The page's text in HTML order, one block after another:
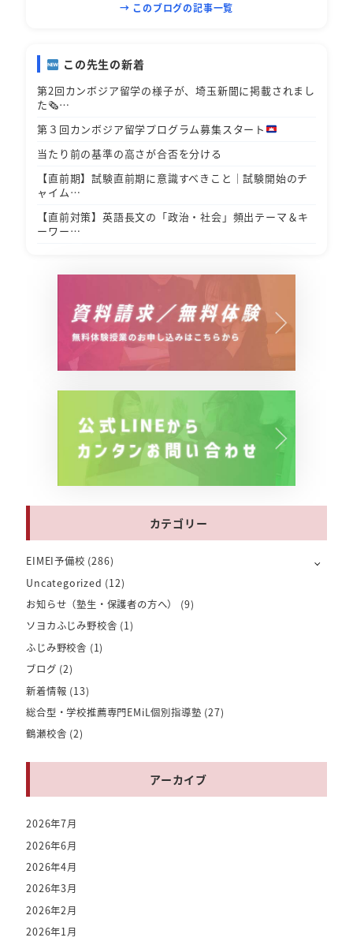
→ このブログの記事一覧
この先生の新着
第2回カンボジア留学の様子が、埼玉新聞に掲載されまし
た🗞…
第３回カンボジア留学プログラム募集スタート
当たり前の基準の高さが合否を分ける
【直前期】試験直前期に意識すべきこと｜試験開始のチ
ャイム…
【直前対策】英語長文の「政治・社会」頻出テーマ＆キ
ーワー…
カテゴリー
EIMEI予備校 (286)
Uncategorized (12)
お知らせ（塾生・保護者の方へ）
(9)
ソヨカふじみ野校舎 (1)
ふじみ野校舎 (1)
ブログ (2)
新着情報 (13)
総合型・学校推薦専門EMiL個別指導塾 (27)
鶴瀬校舎 (2)
アーカイブ
2026年7月
2026年6月
2026年4月
2026年3月
2026年2月
2026年1月